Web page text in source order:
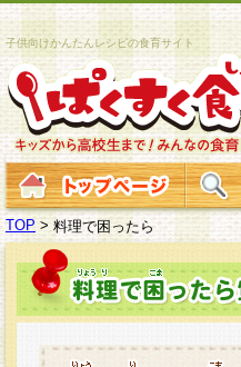
子供向けかんたんレシピの食育サイト
TOP >料理で困ったら